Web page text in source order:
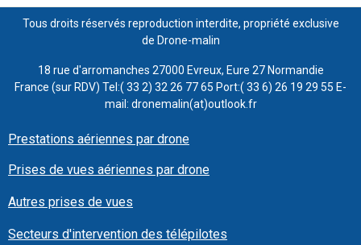
Tous droits réservés reproduction interdite, propriété exclusive
de Drone-malin
18 rue d'arromanches 27000 Evreux, Eure 27 Normandie
France (sur RDV) Tel:( 33 2) 32 26 77 65 Port:( 33 6) 26 19 29 55 E-
mail: dronemalin(at)outlook.fr
Prestations aériennes par drone
Prises de vues aériennes par drone
Autres prises de vues
Secteurs d'intervention des télépilotes